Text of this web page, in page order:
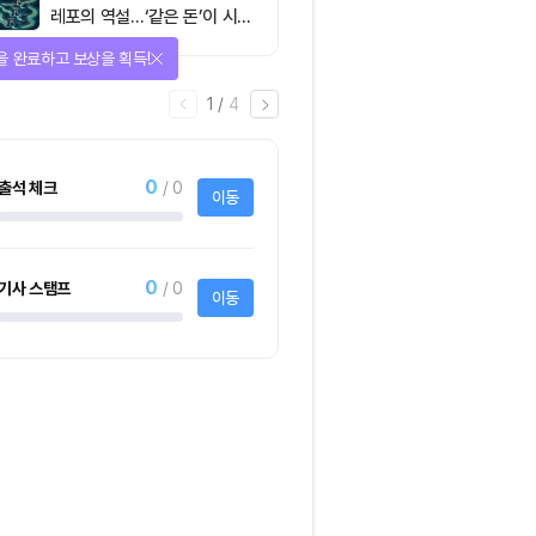
레포의 역설…‘같은 돈’이 시장
1 / 4
완료하고 보상을 획득!
석 체크 0 / 0 이동
사 스탬프 0 / 0 이동